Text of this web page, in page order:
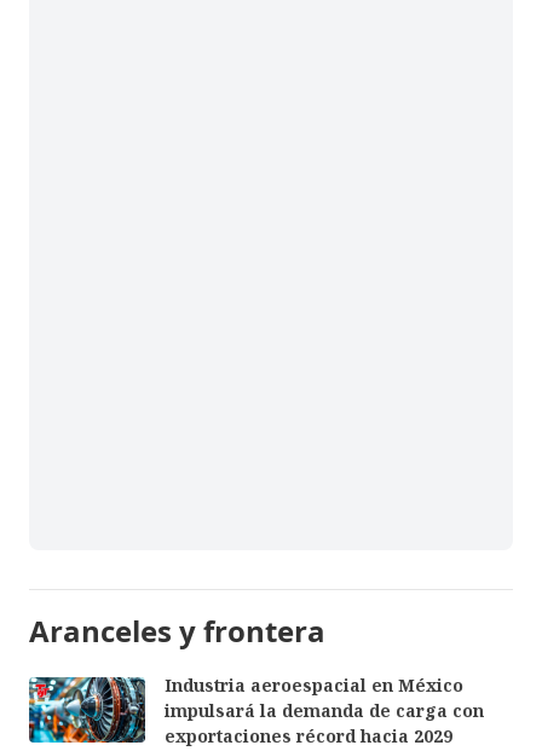
Aranceles y frontera
Industria aeroespacial en México
impulsará la demanda de carga con
exportaciones récord hacia 2029